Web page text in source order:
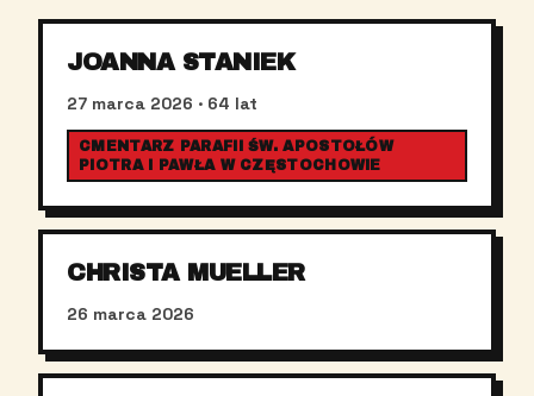
JOANNA STANIEK
27 marca 2026 · 64 lat
CMENTARZ PARAFII ŚW. APOSTOŁÓW
PIOTRA I PAWŁA W CZĘSTOCHOWIE
CHRISTA MUELLER
26 marca 2026